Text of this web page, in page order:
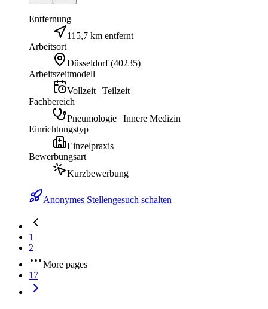
Entfernung
115,7 km entfernt
Arbeitsort
Düsseldorf (40235)
Arbeitszeitmodell
Vollzeit | Teilzeit
Fachbereich
Pneumologie | Innere Medizin
Einrichtungstyp
Einzelpraxis
Bewerbungsart
Kurzbewerbung
Anonymes Stellengesuch schalten
1
2
More pages
17